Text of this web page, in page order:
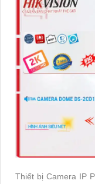
Thiết bị Camera IP